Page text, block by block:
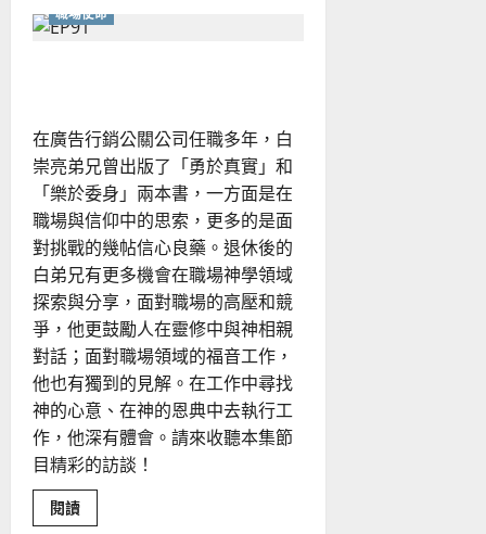
信
息
職場使命
在廣告行銷公關公司任職多年，白
崇亮弟兄曾出版了「勇於真實」和
「樂於委身」兩本書，一方面是在
職場與信仰中的思索，更多的是面
對挑戰的幾帖信心良藥。退休後的
白弟兄有更多機會在職場神學領域
探索與分享，面對職場的高壓和競
爭，他更鼓勵人在靈修中與神相親
對話；面對職場領域的福音工作，
他也有獨到的見解。在工作中尋找
神的心意、在神的恩典中去執行工
作，他深有體會。請來收聽本集節
目精彩的訪談！
閱讀Read
more